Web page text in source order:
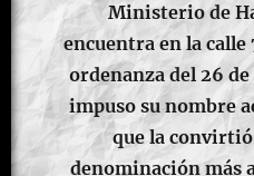
Ministerio de
encuentra en la calle
ordenanza del 26 de
impuso su nombre
que la convirtió
denominación más